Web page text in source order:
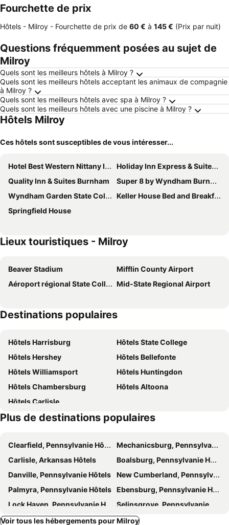
Fourchette de prix
Hôtels - Milroy - Fourchette de prix de ‎60 € à ‎145 € (Prix par nuit)
Questions fréquemment posées au sujet de
Milroy
Quels sont les meilleurs hôtels à Milroy ?
Quels sont les meilleurs hôtels acceptant les animaux de compagnie
à Milroy ?
Quels sont les meilleurs hôtels avec spa à Milroy ?
Quels sont les meilleurs hôtels avec une piscine à Milroy ?
Hôtels Milroy
Ces hôtels sont susceptibles de vous intéresser...
Hotel Best Western Nittany Inn Milroy
Holiday Inn Express & Suites Reedsville - State Coll Area By Ihg
Quality Inn & Suites Burnham
Super 8 by Wyndham Burnham/Lewistown
Wyndham Garden State College
Keller House Bed and Breakfast
Springfield House
Lieux touristiques - Milroy
Beaver Stadium
Mifflin County Airport
Aéroport régional State College
Mid-State Regional Airport
Destinations populaires
Hôtels Harrisburg
Hôtels State College
Hôtels Hershey
Hôtels Bellefonte
Hôtels Williamsport
Hôtels Huntingdon
Hôtels Chambersburg
Hôtels Altoona
Hôtels Carlisle
Plus de destinations populaires
Clearfield, Pennsylvanie Hôtels
Mechanicsburg, Pennsylvanie Hôtels
Carlisle, Arkansas Hôtels
Boalsburg, Pennsylvanie Hôtels
Danville, Pennsylvanie Hôtels
New Cumberland, Pennsylvanie Hôtels
Palmyra, Pennsylvanie Hôtels Ebensburg, Pennsylvanie Hôtels
Lock Haven, Pennsylvanie Hôtels
Selinsgrove, Pennsylvanie Hôtels
Claysburg, Pennsylvanie Hôtels
Grantville, Pennsylvanie Hôtels
Voir tous les hébergements pour Milroy